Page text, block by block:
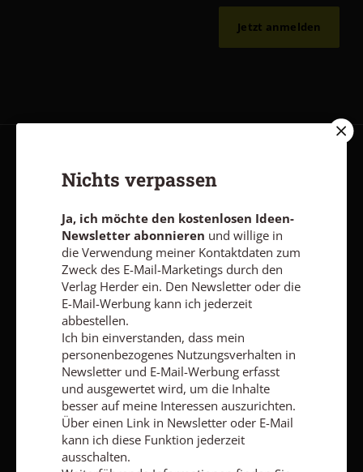
Jetzt anmelden
Impressum
Vertrag widerrufen Abo online kündigen
Nach oben
Nichts verpassen
Ja, ich möchte den kostenlosen Ideen-
Newsletter abonnieren und willige in
die Verwendung meiner Kontaktdaten zum
Zweck des E-Mail-Marketings durch den
Verlag Herder ein. Den Newsletter oder die
E-Mail-Werbung kann ich jederzeit
abbestellen.
Ich bin einverstanden, dass mein
personenbezogenes Nutzungsverhalten in
Newsletter und E-Mail-Werbung erfasst
und ausgewertet wird, um die Inhalte
besser auf meine Interessen auszurichten.
Über einen Link in Newsletter oder E-Mail
kann ich diese Funktion jederzeit
ausschalten.